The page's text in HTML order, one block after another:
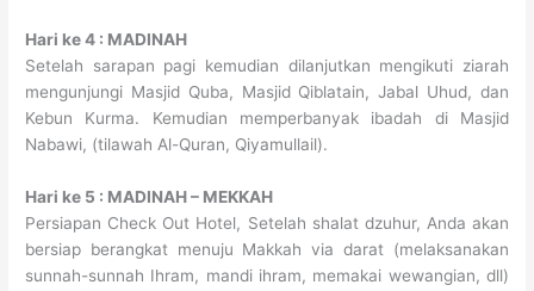
Hari ke 4 : MADINAH
Setelah sarapan pagi kemudian dilanjutkan mengikuti ziarah
mengunjungi Masjid Quba, Masjid Qiblatain, Jabal Uhud, dan
Kebun Kurma. Kemudian memperbanyak ibadah di Masjid
Nabawi, (tilawah Al-Quran, Qiyamullail).
Hari ke 5 : MADINAH – MEKKAH
Persiapan Check Out Hotel, Setelah shalat dzuhur, Anda akan
bersiap berangkat menuju Makkah via darat (melaksanakan
sunnah-sunnah Ihram, mandi ihram, memakai wewangian, dll)